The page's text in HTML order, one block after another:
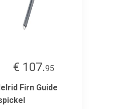
€ 107.95
Firn Guide